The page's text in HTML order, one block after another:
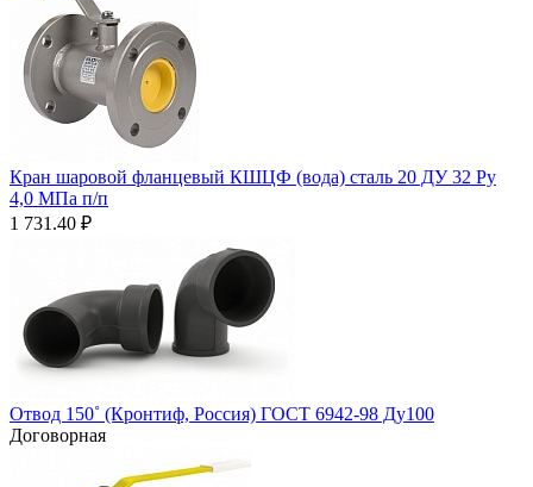
Кран шаровой фланцевый КШЦФ (вода) сталь 20 ДУ 32 Ру
4,0 МПа п/п
1 731.40 ₽
Отвод 150˚ (Кронтиф, Россия) ГОСТ 6942-98 Ду100
Договорная